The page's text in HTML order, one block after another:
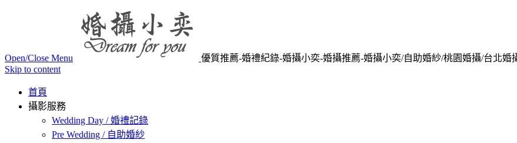
Open/Close Menu
優質推薦-婚禮紀錄-婚攝小奕-婚攝推薦-婚攝小奕/自助婚紗/桃園婚攝/台北婚
Skip to content
首頁
攝影服務
Wedding Day / 婚禮記錄
Pre Wedding / 自助婚紗